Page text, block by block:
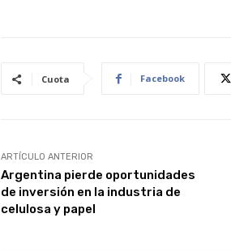
Cuota Facebook
ARTÍCULO ANTERIOR
Argentina pierde oportunidades
de inversión en la industria de
celulosa y papel